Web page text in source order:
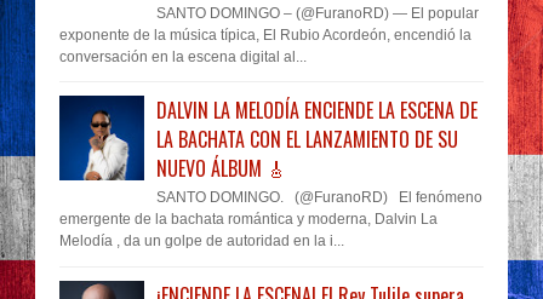
SANTO DOMINGO – (@FuranoRD) — El popular
exponente de la música típica, El Rubio Acordeón, encendió la
conversación en la escena digital al...
DALVIN LA MELODÍA ENCIENDE LA ESCENA DE
LA BACHATA CON EL LANZAMIENTO DE SU
NUEVO ÁLBUM 🎸
SANTO DOMINGO. (@FuranoRD) El fenómeno
emergente de la bachata romántica y moderna, Dalvin La
Melodía , da un golpe de autoridad en la i...